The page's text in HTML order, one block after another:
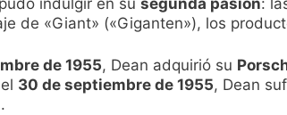
de «Giant» («Giganten»), los
de 1955, Dean adquirió su
30 de septiembre de 1955, Dean